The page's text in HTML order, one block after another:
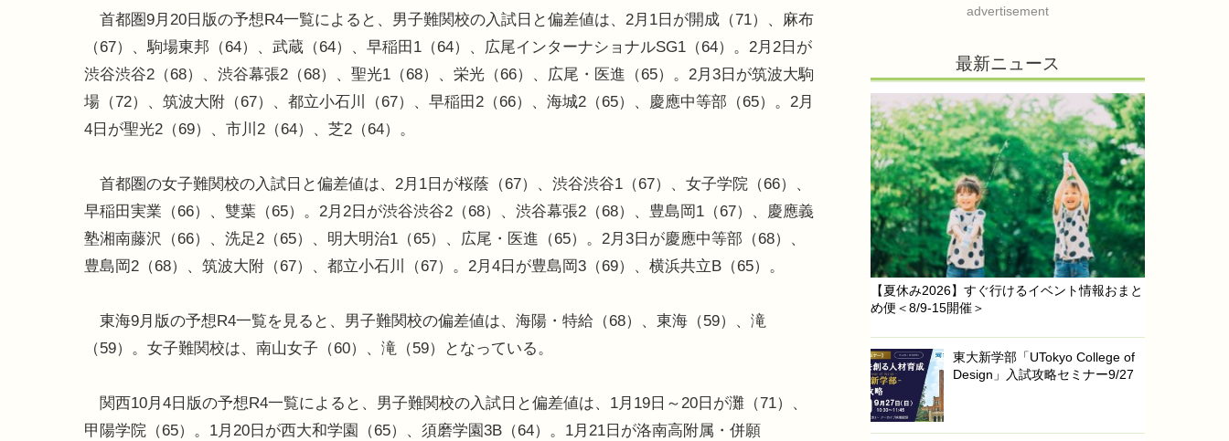
首都圏9月20日版の予想R4一覧によると、男子難関校の入試日と偏差値は、2月1日が開成（71）、麻布
（67）、駒場東邦（64）、武蔵（64）、早稲田1（64）、広尾インターナショナルSG1（64）。2月2日が
渋谷渋谷2（68）、渋谷幕張2（68）、聖光1（68）、栄光（66）、広尾・医進（65）。2月3日が筑波大駒
場（72）、筑波大附（67）、都立小石川（67）、早稲田2（66）、海城2（65）、慶應中等部（65）。2月
4日が聖光2（69）、市川2（64）、芝2（64）。
首都圏の女子難関校の入試日と偏差値は、2月1日が桜蔭（67）、渋谷渋谷1（67）、女子学院（66）、
早稲田実業（66）、雙葉（65）。2月2日が渋谷渋谷2（68）、渋谷幕張2（68）、豊島岡1（67）、慶應義
塾湘南藤沢（66）、洗足2（65）、明大明治1（65）、広尾・医進（65）。2月3日が慶應中等部（68）、
豊島岡2（68）、筑波大附（67）、都立小石川（67）。2月4日が豊島岡3（69）、横浜共立B（65）。
東海9月版の予想R4一覧を見ると、男子難関校の偏差値は、海陽・特給（68）、東海（59）、滝
（59）。女子難関校は、南山女子（60）、滝（59）となっている。
関西10月4日版の予想R4一覧によると、男子難関校の入試日と偏差値は、1月19日～20日が灘（71）、
甲陽学院（65）。1月20日が西大和学園（65）、須磨学園3B（64）。1月21日が洛南高附属・併願
advertisement
最新ニュース
【夏休み2026】すぐ行けるイベント情報おまと
め便＜8/9-15開催＞
東大新学部「UTokyo College of
Design」入試攻略セミナー9/27